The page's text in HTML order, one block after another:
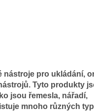
nástroje pro ukládání,
Tyto produkty
jsou řemesla, nářadí,
mnoho různých